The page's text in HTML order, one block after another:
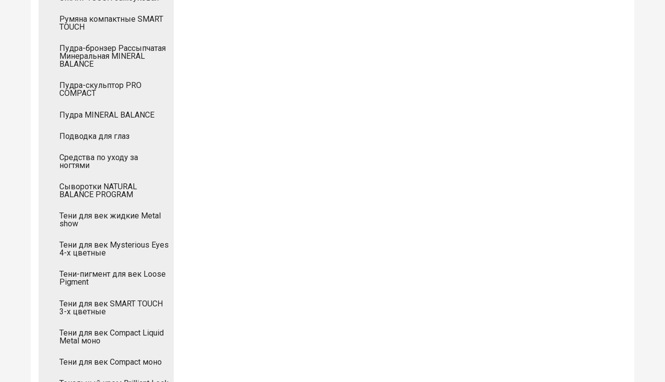
Румяна компактные SMART
TOUCH
Пудра-бронзер Рассыпчатая
Минеральная MINERAL
BALANCE
Пудра-скульптор PRO
COMPACT
Пудра MINERAL BALANCE
Подводка для глаз
Средства по уходу за
ногтями
Сыворотки NATURAL
BALANCE PROGRAM
Тени для век жидкие Metal
show
Тени для век Mysterious Eyes
4-х цветные
Тени-пигмент для век Loose
Pigment
Тени для век SMART TOUCH
3-х цветные
Тени для век Compact Liquid
Metal моно
Тени для век Compact моно